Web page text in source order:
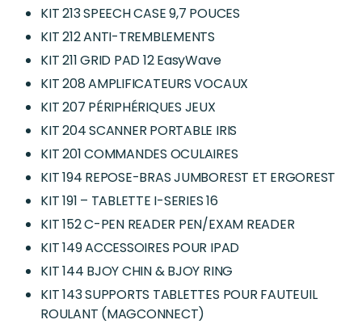
KIT 213 SPEECH CASE 9,7 POUCES
KIT 212 ANTI-TREMBLEMENTS
KIT 211 GRID PAD 12 EasyWave
KIT 208 AMPLIFICATEURS VOCAUX
KIT 207 PÉRIPHÉRIQUES JEUX
KIT 204 SCANNER PORTABLE IRIS
KIT 201 COMMANDES OCULAIRES
KIT 194 REPOSE-BRAS JUMBOREST ET ERGOREST
KIT 191 – TABLETTE I-SERIES 16
KIT 152 C-PEN READER PEN/EXAM READER
KIT 149 ACCESSOIRES POUR IPAD
KIT 144 BJOY CHIN & BJOY RING
KIT 143 SUPPORTS TABLETTES POUR FAUTEUIL
ROULANT (MAGCONNECT)